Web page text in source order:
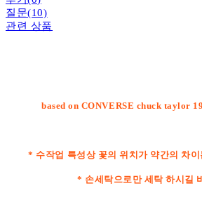
질문(10)
관련 상품
based on CONVERSE chuck taylor
* 수작업 특성상 꽃의 위치가 약간의 차
* 손세탁으로만 세탁 하시길